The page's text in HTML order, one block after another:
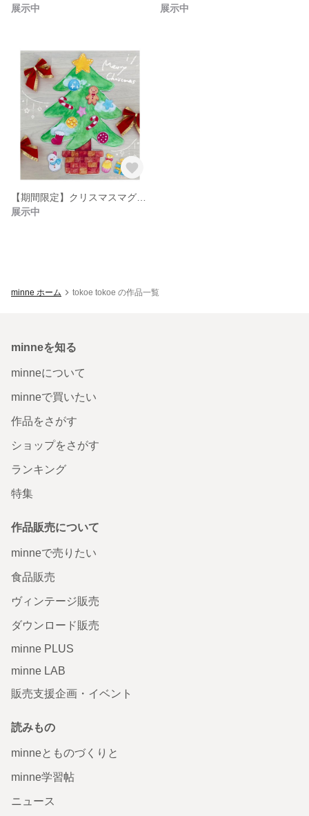
展示中
展示中
展示中
minne ホーム tokoe tokoe の作品一覧
minneを知る
minneについて
minneで買いたい
作品をさがす
ショップをさがす
ランキング
特集
作品販売について
minneで売りたい
食品販売
ヴィンテージ販売
ダウンロード販売
minne PLUS
minne LAB
販売支援企画・イベント
読みもの
minneとものづくりと
minne学習帖
ニュース